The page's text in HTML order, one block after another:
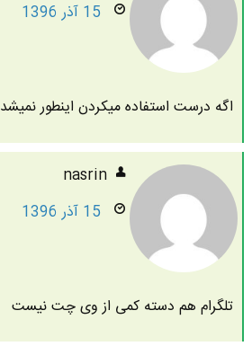
15 آذر 1396
اگه درست استفاده میکردن اینطور نمیشد
nasrin
15 آذر 1396
تلگرام هم دسته کمی از وی چت نیست